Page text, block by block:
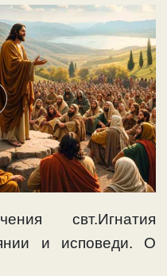
свт.Игнатия
и исповеди. О